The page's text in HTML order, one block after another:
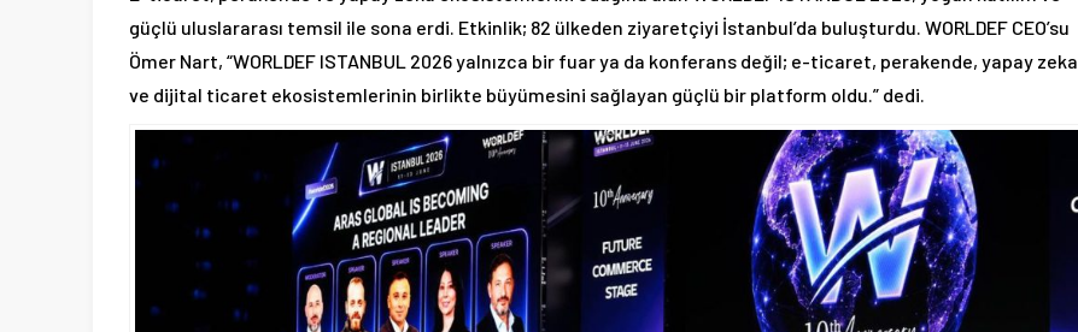
güçlü uluslararası temsil ile sona erdi. Etkinlik; 82 ülkeden ziyaretçiyi İstanbul’da buluşturdu. WORLDEF CEO’su
Ömer Nart, “WORLDEF ISTANBUL 2026 yalnızca bir fuar ya da konferans değil; e-ticaret, perakende, yapay zeka
ve dijital ticaret ekosistemlerinin birlikte büyümesini sağlayan güçlü bir platform oldu.” dedi.